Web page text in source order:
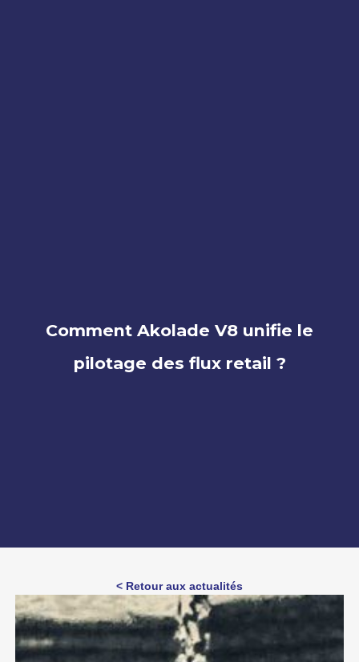
Comment Akolade V8 unifie le
pilotage des flux retail ?
< Retour aux actualités